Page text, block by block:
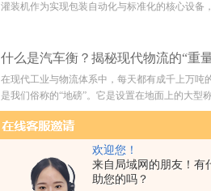
欢迎您！
来自局域网的朋友！有
助您的吗？
灌装机作为实现包装自动化与标准化的核心设备
什么是汽车衡？揭秘现代物流的“重
在现代工业与物流体系中，每天都有成千上万
是我们俗称的“地磅”。它是设置在地面上的大型
热敏电子秤使用操作规范
热敏电子秤是专为在热环境中精确称重而设计
场合。本指南从设备选型、安装调试、操作流